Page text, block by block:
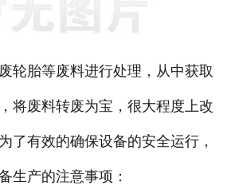
资质荣誉
联系我们
胎等废料进行处理，从中获取
将废料转废为宝，很大程度上改
了有效的确保设备的安全运行，
生产的注意事项：